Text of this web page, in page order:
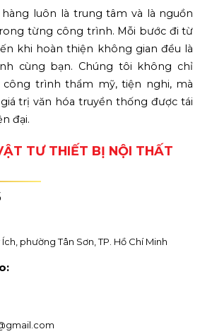
luôn là trung tâm và là nguồn
từng công trình. Mỗi bước đi từ
khi hoàn thiện không gian đều là
cùng bạn. Chúng tôi không chỉ
trình thẩm mỹ, tiện nghi, mà
trị văn hóa truyền thống được tái
đại.
TƯ THIẾT BỊ NỘI THẤT
Ích, phường Tân Sơn, TP. Hồ Chí Minh